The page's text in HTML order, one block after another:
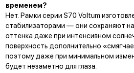
временем?
Нет. Рамки серии S70 Voltum
стабилизаторами — они сохраняют
оттенка даже при интенсивном
поверхность дополнительно
поэтому даже при минимальном
будет незаметно для глаза.